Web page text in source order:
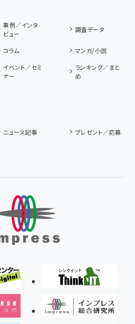
事例／インタ
ビュー
調査データ
コラム
マンガ/小説
イベント／セミ
ナー
ランキング／まと
め
ニュース記事
プレゼント／応募